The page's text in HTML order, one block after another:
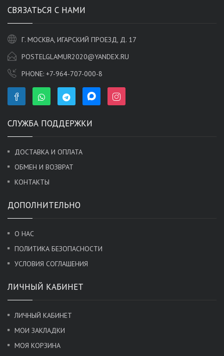
СВЯЗАТЬСЯ С НАМИ
Г. МОСКВА, ИГАРСКИЙ ПРОЕЗД, Д. 17
POSTELGLAMUR2020@YANDEX.RU
PHONE: +7-964-707-000-8
СЛУЖБА ПОДДЕРЖКИ
ДОСТАВКА И ОПЛАТА
ОБМЕН И ВОЗВРАТ
КОНТАКТЫ
ДОПОЛНИТЕЛЬНО
О НАС
ПОЛИТИКА БЕЗОПАСНОСТИ
УСЛОВИЯ СОГЛАШЕНИЯ
ЛИЧНЫЙ КАБИНЕТ
ЛИЧНЫЙ КАБИНЕТ
МОИ ЗАКЛАДКИ
МОЯ КОРЗИНА